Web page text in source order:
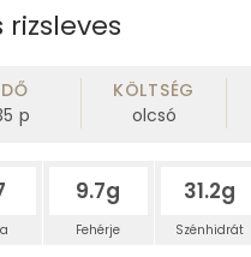
rizsleves
p
KÖLTSÉG
olcsó
9.7g
Fehérje
31.2g
Szénhidrát